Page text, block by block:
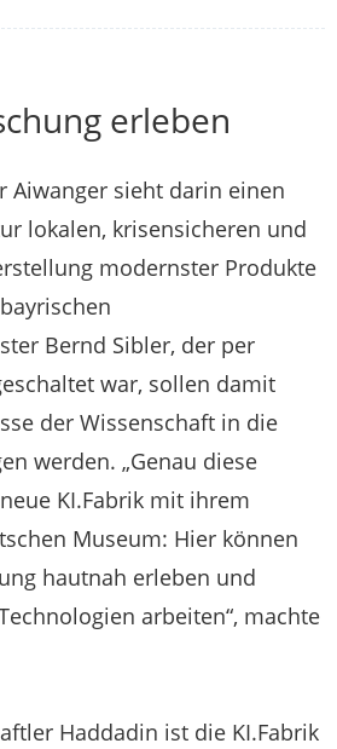
erleben
Aiwanger sieht darin einen
lokalen, krisensicheren und
modernster Produkte
Bernd Sibler, der per
war, sollen damit
der Wissenschaft in die
werden. „Genau diese
KI.Fabrik mit ihrem
Museum: Hier können
hautnah erleben und
arbeiten“, machte
Haddadin ist die KI.Fabrik